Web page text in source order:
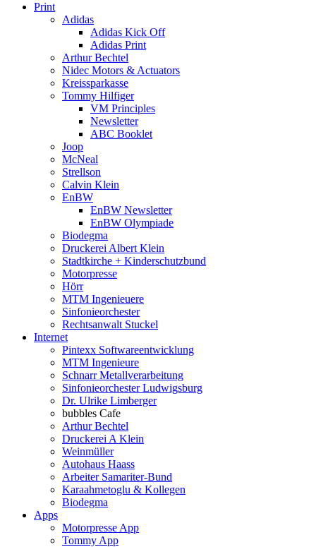
Print
Adidas
Adidas Kick Off
Adidas Print
Arthur Bechtel
Nidec Motors & Actuators
Kreissparkasse
Tommy Hilfiger
VM Principles
Newsletter
ABC Booklet
Joop
McNeal
Strellson
Calvin Klein
EnBW
EnBW Newsletter
EnBW Olympiade
Biodegma
Druckerei Albert Klein
Stadtkirche + Kinderschutzbund
Motorpresse
Hörr
MTM Ingenieuere
Sinfonieorchester
Rechtsanwalt Stuckel
Internet
Pintexx Softwareentwicklung
MTM Ingenieure
Schnarr Metallverarbeitung
Sinfonieorchester Ludwigsburg
Dr. Ulrike Limberger
bubbles Cafe
Arthur Bechtel
Druckerei A Klein
Weinmüller
Autohaus Haass
Arbeiter Samariter-Bund
Karaahmetoglu & Kollegen
Biodegma
Apps
Motorpresse App
Tommy App